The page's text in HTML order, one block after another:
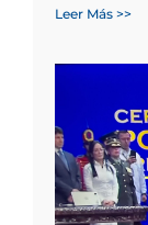
Leer Más >>